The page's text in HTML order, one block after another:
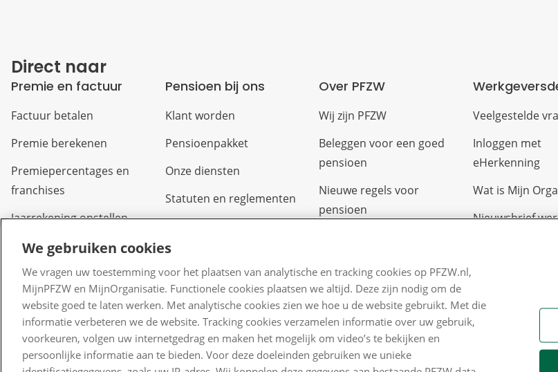
Direct naar
Premie en factuur
Factuur betalen
Premie berekenen
Premiepercentages en
franchises
Jaarrekening opstellen
Pensioen bij ons
Klant worden
Pensioenpakket
Onze diensten
Statuten en reglementen
Over PFZW
Wij zijn PFZW
Beleggen voor een goed
pensioen
Nieuwe regels voor
pensioen
Nieuws
Voor de pers
PFZW Dichtbij
Werken bij PFZW
Veelgestelde
Inloggen met
eHerkenning
Wat is Mijn
Nieuwsbrief
We gebruiken cookies
We vragen uw toestemming voor het plaatsen van analytische en tracking cookies op PFZW.nl,
MijnPFZW en MijnOrganisatie. Functionele cookies plaatsen we altijd. Deze zijn nodig om de
website goed te laten werken. Met analytische cookies zien we hoe u de website gebruikt. Met die
informatie verbeteren we de website. Tracking cookies verzamelen informatie over uw gebruik,
voorkeuren, volgen uw internetgedrag en maken het mogelijk om video’s te bekijken en
persoonlijke informatie aan te bieden. Voor deze doeleinden gebruiken we unieke